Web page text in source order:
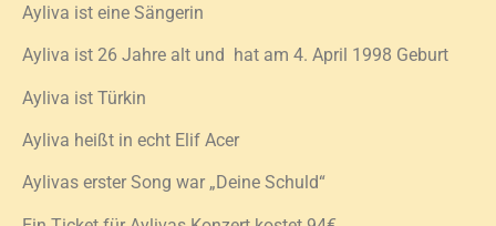
Ayliva ist eine Sängerin
Ayliva ist 26 Jahre alt und hat am 4. April 1998 Geburt
Ayliva ist Türkin
Ayliva heißt in echt Elif Acer
Aylivas erster Song war „Deine Schuld“